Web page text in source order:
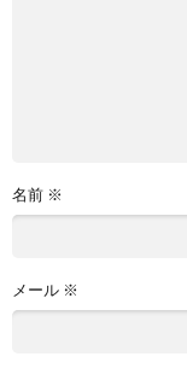
名前 ※
メール ※